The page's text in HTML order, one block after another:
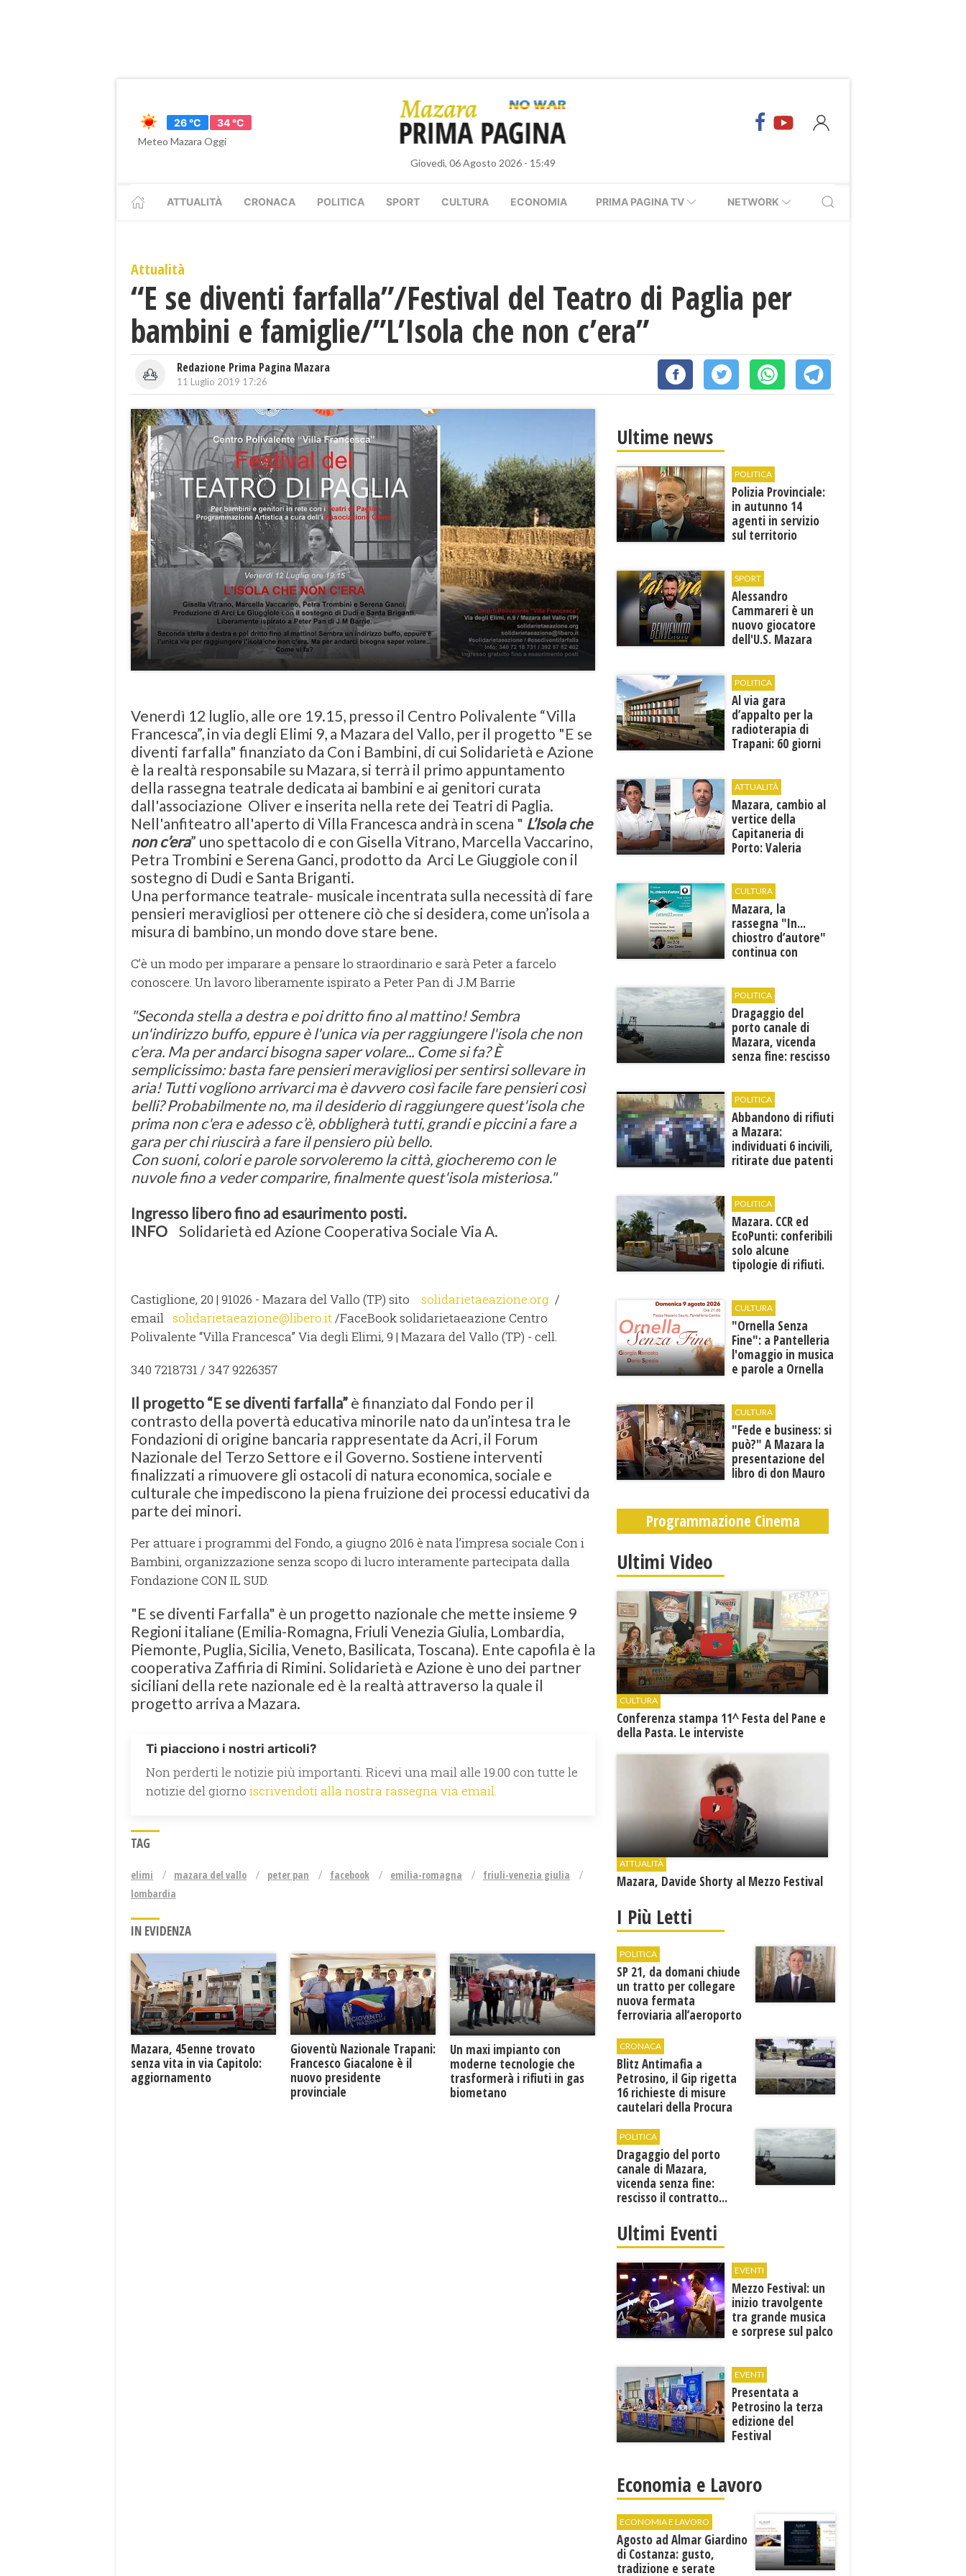
26 °C
34 °C
Meteo Mazara Oggi
Giovedì, 06 Agosto 2026 - 15:49
ATTUALITÀ CRONACA POLITICA SPORT CULTURA ECONOMIA PRIMA PAGINA TV NETWORK
Attualità
“E se diventi farfalla”/Festival del Teatro di Paglia per
bambini e famiglie/”L’Isola che non c’era”
Redazione Prima Pagina Mazara
11 Luglio 2019 17:26
Venerdì 12 luglio, alle ore 19.15, presso il Centro Polivalente “Villa
Francesca”, in via degli Elimi 9, a Mazara del Vallo, per il progetto "E se
diventi farfalla" finanziato da Con i Bambini, di cui Solidarietà e Azione
è la realtà responsabile su Mazara, si terrà il primo appuntamento
della rassegna teatrale dedicata ai bambini e ai genitori curata
dall'associazione Oliver e inserita nella rete dei Teatri di Paglia.
Nell'anfiteatro all'aperto di Villa Francesca andrà in scena " L’Isola che
non c’era” uno spettacolo di e con Gisella Vitrano, Marcella Vaccarino,
Petra Trombini e Serena Ganci, prodotto da Arci Le Giuggiole con il
sostegno di Dudi e Santa Briganti.
Una performance teatrale- musicale incentrata sulla necessità di fare
pensieri meravigliosi per ottenere ciò che si desidera, come un’isola a
misura di bambino, un mondo dove stare bene.
C’è un modo per imparare a pensare lo straordinario e sarà Peter a farcelo
conoscere. Un lavoro liberamente ispirato a Peter Pan di J.M Barrie
"Seconda stella a destra e poi dritto fino al mattino! Sembra
un'indirizzo buffo, eppure è l'unica via per raggiungere l'isola che non
c’era. Ma per andarci bisogna saper volare... Come si fa? È
semplicissimo: basta fare pensieri meravigliosi per sentirsi sollevare in
aria! Tutti vogliono arrivarci ma è davvero così facile fare pensieri così
belli? Probabilmente no, ma il desiderio di raggiungere quest'isola che
prima non c'era e adesso c’è, obbligherà tutti, grandi e piccini a fare a
gara per chi riuscirà a fare il pensiero più bello.
Con suoni, colori e parole sorvoleremo la città, giocheremo con le
nuvole fino a veder comparire, finalmente quest'isola misteriosa."
Ingresso libero fino ad esaurimento posti.
INFO
Solidarietà ed Azione Cooperativa Sociale Via A.
Castiglione, 20 | 91026 - Mazara del Vallo (TP) sito solidarietaeazione.org /
email solidarietaeazione@libero.it/FaceBook solidarietaeazione Centro
Polivalente “Villa Francesca” Via degli Elimi, 9 | Mazara del Vallo (TP) - cell.
340 7218731 / 347 9226357
Il progetto “E se diventi farfalla” è finanziato dal Fondo per il
contrasto della povertà educativa minorile nato da un’intesa tra le
Fondazioni di origine bancaria rappresentate da Acri, il Forum
Nazionale del Terzo Settore e il Governo. Sostiene interventi
finalizzati a rimuovere gli ostacoli di natura economica, sociale e
culturale che impediscono la piena fruizione dei processi educativi da
parte dei minori.
Per attuare i programmi del Fondo, a giugno 2016 è nata l’impresa sociale Con i
Bambini, organizzazione senza scopo di lucro interamente partecipata dalla
Fondazione CON IL SUD.
"E se diventi Farfalla" è un progetto nazionale che mette insieme 9
Regioni italiane (Emilia-Romagna, Friuli Venezia Giulia, Lombardia,
Piemonte, Puglia, Sicilia, Veneto, Basilicata, Toscana). Ente capofila è la
cooperativa Zaffiria di Rimini. Solidarietà e Azione è uno dei partner
siciliani della rete nazionale ed è la realtà attraverso la quale il
progetto arriva a Mazara.
Ti piacciono i nostri articoli?
Non perderti le notizie più importanti. Ricevi una mail alle 19.00 con tutte le
notizie del giorno iscrivendoti alla nostra rassegna via email.
TAG
elimi mazara del vallo peter pan facebook emilia-romagna
friuli-venezia giulia
lombardia
IN EVIDENZA
Mazara, 45enne trovato
senza vita in via Capitolo:
aggiornamento
Gioventù Nazionale Trapani:
Francesco Giacalone è il
nuovo presidente
provinciale
Un maxi impianto con
moderne tecnologie che
trasformerà i rifiuti in gas
biometano
Ultime news
POLITICA
Polizia Provinciale:
in autunno 14
agenti in servizio
sul territorio
SPORT
Alessandro
Cammareri è un
nuovo giocatore
dell'U.S. Mazara
POLITICA
Al via gara
d’appalto per la
radioterapia di
Trapani: 60 giorni
ATTUALITÀ
Mazara, cambio al
vertice della
Capitaneria di
Porto: Valeria
CULTURA
Mazara, la
rassegna "In...
chiostro d’autore"
continua con
POLITICA
Dragaggio del
porto canale di
Mazara, vicenda
senza fine: rescisso
POLITICA
Abbandono di rifiuti
a Mazara:
individuati 6 incivili,
ritirate due patenti
POLITICA
Mazara. CCR ed
EcoPunti: conferibili
solo alcune
tipologie di rifiuti.
CULTURA
​"Ornella Senza
Fine": a Pantelleria
l'omaggio in musica
e parole a Ornella
CULTURA
"Fede e business: si
può?" A Mazara la
presentazione del
libro di don Mauro
Programmazione Cinema
Ultimi Video
CULTURA
Conferenza stampa 11^ Festa del Pane e
della Pasta. Le interviste
ATTUALITÀ
Mazara, Davide Shorty al Mezzo Festival
I Più Letti
POLITICA
SP 21, da domani chiude
un tratto per collegare
nuova fermata
ferroviaria all’aeroporto
CRONACA
Blitz Antimafia a
Petrosino, il Gip rigetta
16 richieste di misure
cautelari della Procura
POLITICA
Dragaggio del porto
canale di Mazara,
vicenda senza fine:
rescisso il contratto...
Ultimi Eventi
EVENTI
Mezzo Festival: un
inizio travolgente
tra grande musica
e sorprese sul palco
EVENTI
Presentata a
Petrosino la terza
edizione del
Festival
"Voci dal
Mediterraneo"
Economia e Lavoro
ECONOMIA E LAVORO
Agosto ad Almar Giardino
di Costanza: gusto,
tradizione e serate